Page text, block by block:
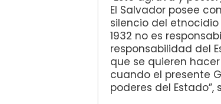
El Salvador posee
silencio del
1932 no es
responsabilidad del
que se quieren
cuando el presente
poderes del Estado”,